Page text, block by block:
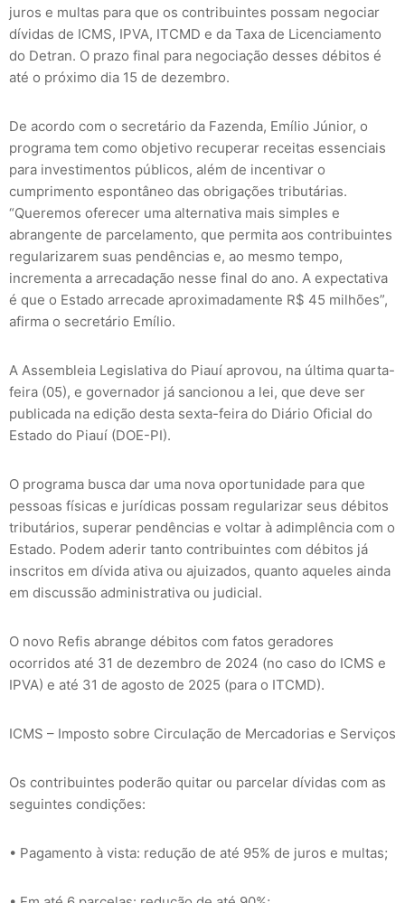
juros e multas para que os contribuintes possam negociar
dívidas de ICMS, IPVA, ITCMD e da Taxa de Licenciamento
do Detran. O prazo final para negociação desses débitos é
até o próximo dia 15 de dezembro.
De acordo com o secretário da Fazenda, Emílio Júnior, o
programa tem como objetivo recuperar receitas essenciais
para investimentos públicos, além de incentivar o
cumprimento espontâneo das obrigações tributárias.
“Queremos oferecer uma alternativa mais simples e
abrangente de parcelamento, que permita aos contribuintes
regularizarem suas pendências e, ao mesmo tempo,
incrementa a arrecadação nesse final do ano. A expectativa
é que o Estado arrecade aproximadamente R$ 45 milhões”,
afirma o secretário Emílio.
A Assembleia Legislativa do Piauí aprovou, na última quarta-
feira (05), e governador já sancionou a lei, que deve ser
publicada na edição desta sexta-feira do Diário Oficial do
Estado do Piauí (DOE-PI).
O programa busca dar uma nova oportunidade para que
pessoas físicas e jurídicas possam regularizar seus débitos
tributários, superar pendências e voltar à adimplência com o
Estado. Podem aderir tanto contribuintes com débitos já
inscritos em dívida ativa ou ajuizados, quanto aqueles ainda
em discussão administrativa ou judicial.
O novo Refis abrange débitos com fatos geradores
ocorridos até 31 de dezembro de 2024 (no caso do ICMS e
IPVA) e até 31 de agosto de 2025 (para o ITCMD).
ICMS – Imposto sobre Circulação de Mercadorias e Serviços
Os contribuintes poderão quitar ou parcelar dívidas com as
seguintes condições:
• Pagamento à vista: redução de até 95% de juros e multas;